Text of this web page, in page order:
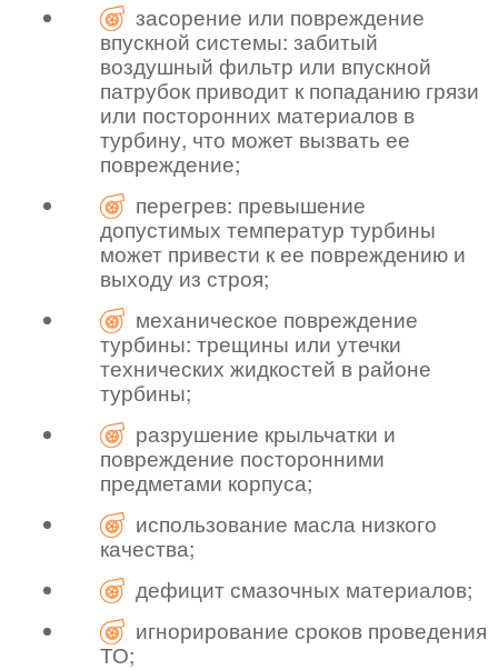
засорение или повреждение
впускной системы: забитый
воздушный фильтр или впускной
патрубок приводит к попаданию грязи
или посторонних материалов в
турбину, что может вызвать ее
повреждение;
перегрев: превышение
допустимых температур турбины
может привести к ее повреждению и
выходу из строя;
механическое повреждение
турбины: трещины или утечки
технических жидкостей в районе
турбины;
разрушение крыльчатки и
повреждение посторонними
предметами корпуса;
использование масла низкого
качества;
дефицит смазочных материалов;
игнорирование сроков проведения
ТО;